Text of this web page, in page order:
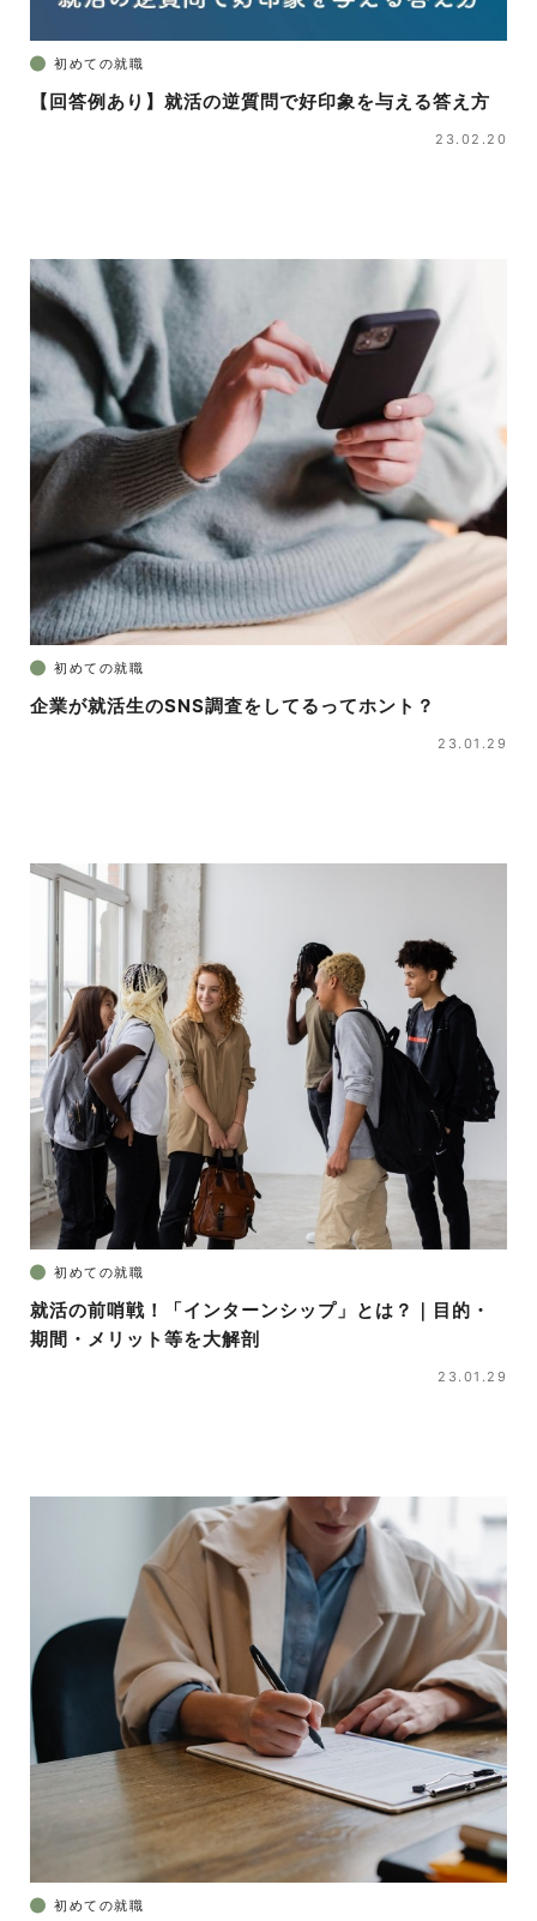
初めての就職
【回答例あり】就活の逆質問で好印象を与える答え方
23.02.20
初めての就職
企業が就活生のSNS調査をしてるってホント？
23.01.29
初めての就職
就活の前哨戦！「インターンシップ」とは？｜目的・
期間・メリット等を大解剖
23.01.29
初めての就職